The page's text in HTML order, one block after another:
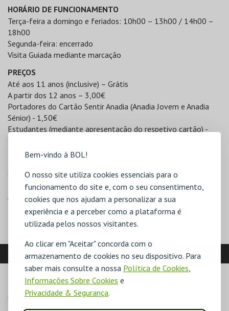
Bem-vindo à BOL!
O nosso site utiliza cookies essenciais para o
funcionamento do site e, com o seu consentimento,
cookies que nos ajudam a personalizar a sua
experiência e a perceber como a plataforma é
utilizada pelos nossos visitantes.
Ao clicar em "Aceitar" concorda com o
armazenamento de cookies no seu dispositivo. Para
saber mais consulte a nossa Política de Cookies,
Informações Sobre Cookies e
Privacidade & Segurança.
HORÁRIO DE FUNCIONAMENTO
Terça-feira a domingo e feriados: 10h00 – 13h00 / 14h00 –
18h00
Segunda-feira: encerrado
Visita Guiada mediante marcação
PREÇOS
Até aos 11 anos (inclusive) – Grátis
A partir dos 12 anos – 3,00€
Portadores do Cartão Sentir Anadia (Anadia Jovem e Anadia
Sénior) - 1,50€
Estudantes (mediante apresentação do respetivo cartão) -
Grátis
Bilhete Família (2 adultos + 2 menores) – 5,00€
Cartão Sentir Anadia (Anadia Jovem e Anadia Sénior) – 2,50€
Acesso Geral aos 2 Museus (Museu do Vinho Bairrada +
Museu 2 Rodas)
Bilhete Geral 2 Museus – 5,00€
LOCALIZAÇÃO
MORADA
Av. Engenheiro Tavares da Silva